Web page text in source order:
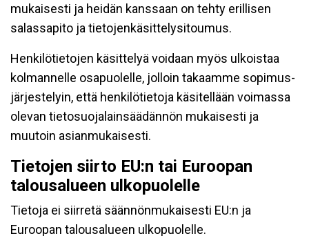
mukaisesti ja heidän kanssaan on tehty erillisen
salassapito ja tietojenkäsittelysitoumus.
Henkilötietojen käsittelyä voidaan myös ulkoistaa
kolmannelle osapuolelle, jolloin takaamme sopimus-
järjestelyin, että henkilötietoja käsitellään voimassa
olevan tietosuojalainsäädännön mukaisesti ja
muutoin asianmukaisesti.
Tietojen siirto EU:n tai Euroopan
talousalueen ulkopuolelle
Tietoja ei siirretä säännönmukaisesti EU:n ja
Euroopan talousalueen ulkopuolelle.